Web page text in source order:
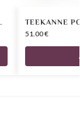
TEEKANNE
51.00€